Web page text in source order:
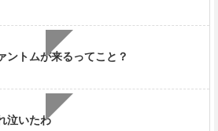
ントムが来るってこと？
泣いたわ